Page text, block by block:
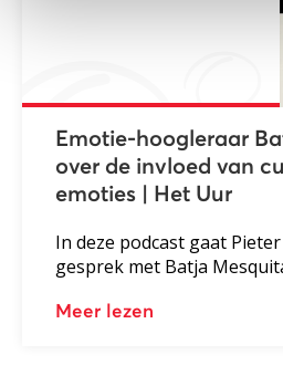
Emotie-hoogleraar
over de invloed van
emoties | Het Uur
In deze podcast gaat
gesprek met Batja
Meer lezen